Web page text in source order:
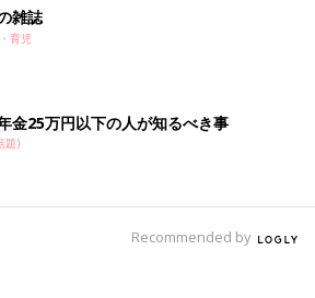
雑誌
育児
金25万円以下の人が知るべき事
題)
Recommended by